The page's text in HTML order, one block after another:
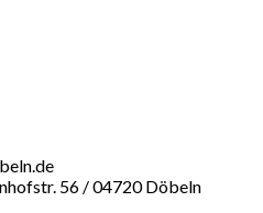
56 / 04720 Döbeln